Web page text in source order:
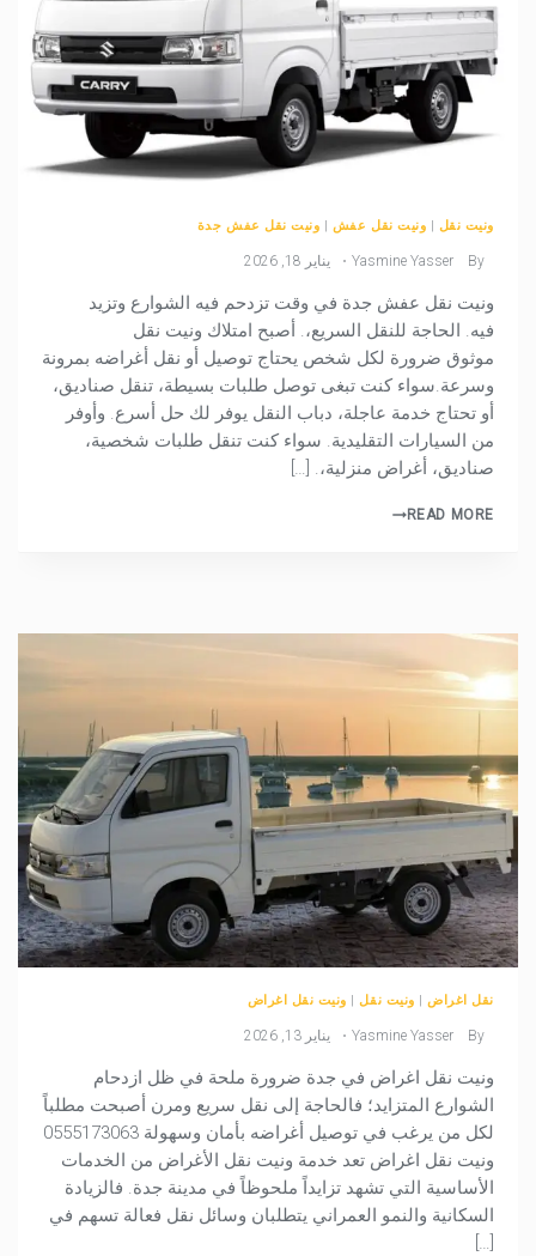
ونيت نقل ونيت نقل عفش ونيت نقل عفش جدة
By
Yasmine Yasser يناير 18, 2026
ونيت نقل عفش جدة في وقت تزدحم فيه الشوارع وتزيد
فيه. الحاجة للنقل السريع،. أصبح امتلاك ونيت نقل
موثوق ضرورة لكل شخص يحتاج توصيل أو نقل أغراضه بمرونة
وسرعة.سواء كنت تبغى توصل طلبات بسيطة، تنقل صناديق،
أو تحتاج خدمة عاجلة، دباب النقل يوفر لك حل أسرع. وأوفر
من السيارات التقليدية. سواء كنت تنقل طلبات شخصية،
صناديق، أغراض منزلية،. […]
READ MORE
نقل اغراض| ونيت نقل| ونيت نقل اغراض
By
Yasmine Yasser يناير 13, 2026
ونيت نقل اغراض في جدة ضرورة ملحة في ظل ازدحام
الشوارع المتزايد؛ فالحاجة إلى نقل سريع ومرن أصبحت مطلباً
لكل من يرغب في توصيل أغراضه بأمان وسهولة 0555173063
ونيت نقل اغراض تعد خدمة ونيت نقل الأغراض من الخدمات
الأساسية التي تشهد تزايداً ملحوظاً في مدينة جدة. فالزيادة
السكانية والنمو العمراني يتطلبان وسائل نقل فعالة تسهم في
[…]